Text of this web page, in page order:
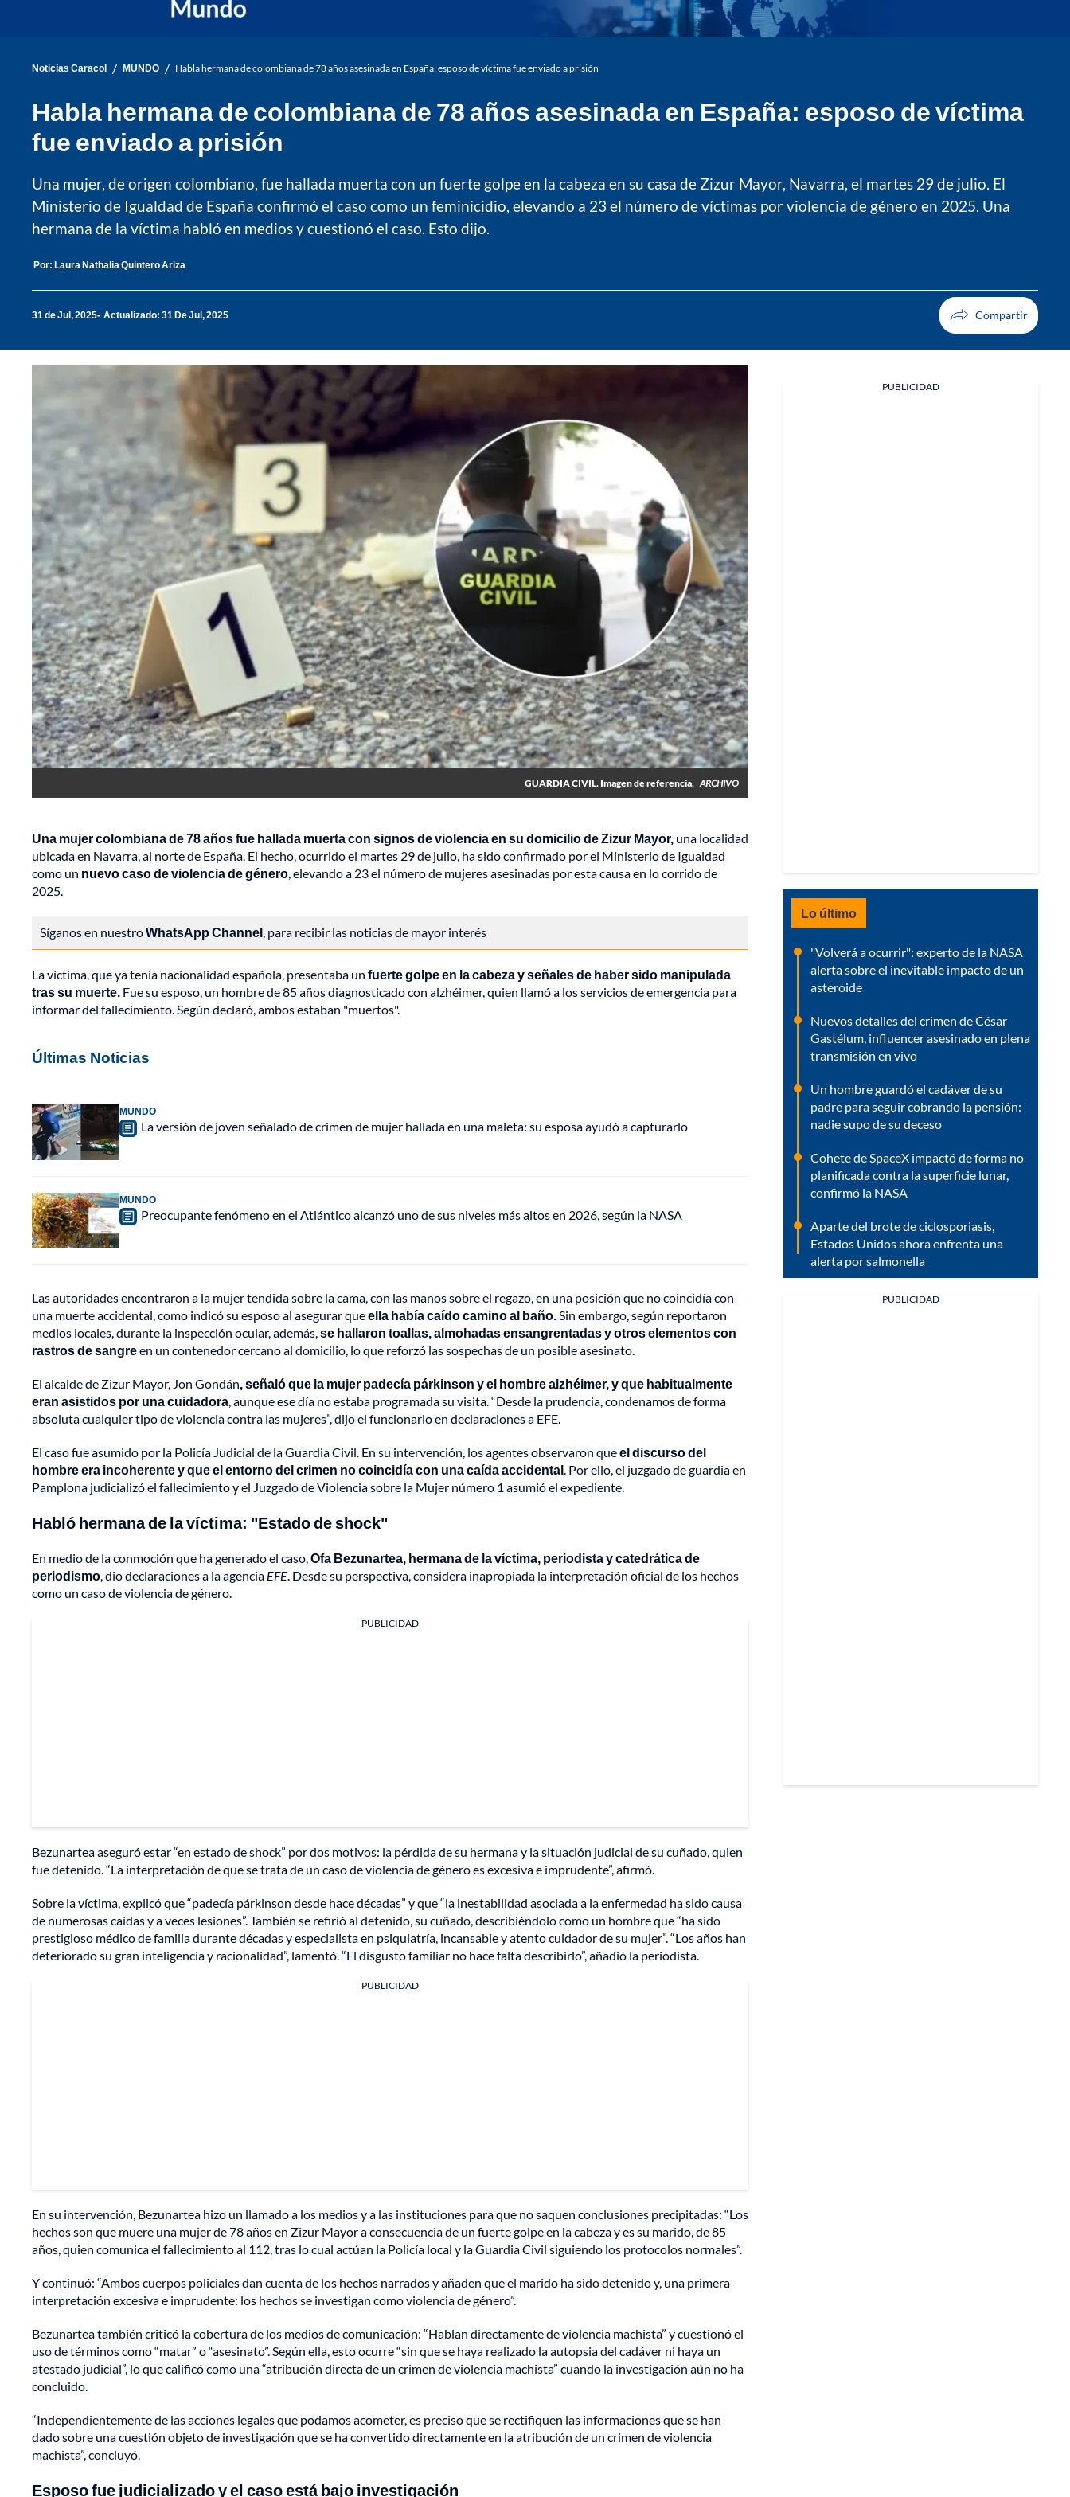
Noticias Caracol / MUNDO / Habla hermana de colombiana de 78 años asesinada en España: esposo de víctima fue enviado a prisión
Habla hermana de colombiana de 78 años asesinada en España: esposo de víctima
fue enviado a prisión
Una mujer, de origen colombiano, fue hallada muerta con un fuerte golpe en la cabeza en su casa de Zizur Mayor, Navarra, el martes 29 de julio. El
Ministerio de Igualdad de España confirmó el caso como un feminicidio, elevando a 23 el número de víctimas por violencia de género en 2025. Una
hermana de la víctima habló en medios y cuestionó el caso. Esto dijo.
Por: Laura Nathalia Quintero Ariza
31 de Jul, 2025 Actualizado: 31 De Jul, 2025
GUARDIA CIVIL. Imagen de referencia. ARCHIVO
Una mujer colombiana de 78 años fue hallada muerta con signos de violencia en su domicilio de Zizur Mayor, una localidad
ubicada en Navarra, al norte de España. El hecho, ocurrido el martes 29 de julio, ha sido confirmado por el Ministerio de Igualdad
como un nuevo caso de violencia de género, elevando a 23 el número de mujeres asesinadas por esta causa en lo corrido de
2025.
Síganos en nuestroWhatsApp Channel, para recibir las noticias de mayor interés
La víctima, que ya tenía nacionalidad española, presentaba un fuerte golpe en la cabeza y señales de haber sido manipulada
tras su muerte. Fue su esposo, un hombre de 85 años diagnosticado con alzhéimer, quien llamó a los servicios de emergencia para
informar del fallecimiento. Según declaró, ambos estaban "muertos".
Últimas Noticias
MUNDO
La versión de joven señalado de crimen de mujer hallada en una maleta: su esposa ayudó a capturarlo
MUNDO
Preocupante fenómeno en el Atlántico alcanzó uno de sus niveles más altos en 2026, según la NASA
Las autoridades encontraron a la mujer tendida sobre la cama, con las manos sobre el regazo, en una posición que no coincidía con
una muerte accidental, como indicó su esposo al asegurar queella había caído camino al baño.Sin embargo, según reportaron
medios locales, durante la inspección ocular, además,se hallaron toallas, almohadas ensangrentadas y otros elementos con
rastros de sangreen un contenedor cercano al domicilio, lo que reforzó las sospechas de un posible asesinato.
El alcalde de Zizur Mayor, Jon Gondán, señaló que la mujer padecía párkinson y el hombre alzhéimer, y que habitualmente
eran asistidos por una cuidadora, aunque ese día no estaba programada su visita. “Desde la prudencia, condenamos de forma
absoluta cualquier tipo de violencia contra las mujeres”, dijo el funcionario en declaraciones a EFE.
El caso fue asumido por la Policía Judicial de la Guardia Civil. En su intervención, los agentes observaron queel discurso del
hombre era incoherente y que el entorno del crimen no coincidía con una caída accidental. Por ello, el juzgado de guardia en
Pamplona judicializó el fallecimiento y el Juzgado de Violencia sobre la Mujer número 1 asumió el expediente.
Habló hermana de la víctima: "Estado de shock"
En medio de la conmoción que ha generado el caso,Ofa Bezunartea, hermana de la víctima, periodista y catedrática de
periodismo, dio declaraciones a la agencia EFE. Desde su perspectiva, considera inapropiada la interpretación oficial de los hechos
como un caso de violencia de género.
PUBLICIDAD
Bezunartea aseguró estar “en estado de shock” por dos motivos: la pérdida de su hermana y la situación judicial de su cuñado, quien
fue detenido. “La interpretación de que se trata de un caso de violencia de género es excesiva e imprudente”, afirmó.
Sobre la víctima, explicó que “padecía párkinson desde hace décadas” y que “la inestabilidad asociada a la enfermedad ha sido causa
de numerosas caídas y a veces lesiones”. También se refirió al detenido, su cuñado, describiéndolo como un hombre que “ha sido
prestigioso médico de familia durante décadas y especialista en psiquiatría, incansable y atento cuidador de su mujer”. “Los años han
deteriorado su gran inteligencia y racionalidad”, lamentó. “El disgusto familiar no hace falta describirlo”, añadió la periodista.
PUBLICIDAD
En su intervención, Bezunartea hizo un llamado a los medios y a las instituciones para que no saquen conclusiones precipitadas: “Los
hechos son que muere una mujer de 78 años en Zizur Mayor a consecuencia de un fuerte golpe en la cabeza y es su marido, de 85
años, quien comunica el fallecimiento al 112, tras lo cual actúan la Policía local y la Guardia Civil siguiendo los protocolos normales”.
Y continuó: “Ambos cuerpos policiales dan cuenta de los hechos narrados y añaden que el marido ha sido detenido y, una primera
interpretación excesiva e imprudente: los hechos se investigan como violencia de género”.
Bezunartea también criticó la cobertura de los medios de comunicación: “Hablan directamente de violencia machista” y cuestionó el
uso de términos como “matar” o “asesinato”. Según ella, esto ocurre “sin que se haya realizado la autopsia del cadáver ni haya un
atestado judicial”, lo que calificó como una “atribución directa de un crimen de violencia machista” cuando la investigación aún no ha
concluido.
“Independientemente de las acciones legales que podamos acometer, es preciso que se rectifiquen las informaciones que se han
dado sobre una cuestión objeto de investigación que se ha convertido directamente en la atribución de un crimen de violencia
machista”, concluyó.
Esposo fue judicializado y el caso está bajo investigación
PUBLICIDAD
Lo último
"Volverá a ocurrir": experto de la NASA
alerta sobre el inevitable impacto de un
asteroide
Nuevos detalles del crimen de César
Gastélum, influencer asesinado en plena
transmisión en vivo
Un hombre guardó el cadáver de su
padre para seguir cobrando la pensión:
nadie supo de su deceso
Cohete de SpaceX impactó de forma no
planificada contra la superficie lunar,
confirmó la NASA
Aparte del brote de ciclosporiasis,
Estados Unidos ahora enfrenta una
alerta por salmonella
PUBLICIDAD